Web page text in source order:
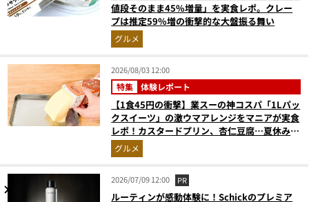
値段そのまま45%増量」を実食レポ。クレー
プは推定59%増の衝撃的な大盤振る舞い
グルメ
2026/08/03 12:00
特集 体験レポート
【1食45円の衝撃】業スーの神コスパ「1Lパッ
クスイーツ」の激ウマアレンジをマニアが実食
レポ！カスタードプリン、杏仁豆腐…夏休みの
おやつに最強すぎた
グルメ
2026/07/09 12:00 PR
ルーティンが感動体験に！Schickのプレミア